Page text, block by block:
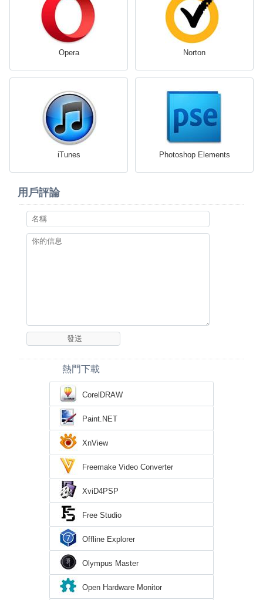
Opera Norton
iTunes Photoshop Elements
用戶評論
熱門下載
CorelDRAW
Paint.NET
XnView
Freemake Video Converter
XviD4PSP
Free Studio
Offline Explorer
Olympus Master
Open Hardware Monitor